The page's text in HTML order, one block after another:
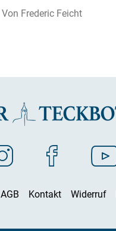
Frederic Feicht
AGB Kontakt Widerruf